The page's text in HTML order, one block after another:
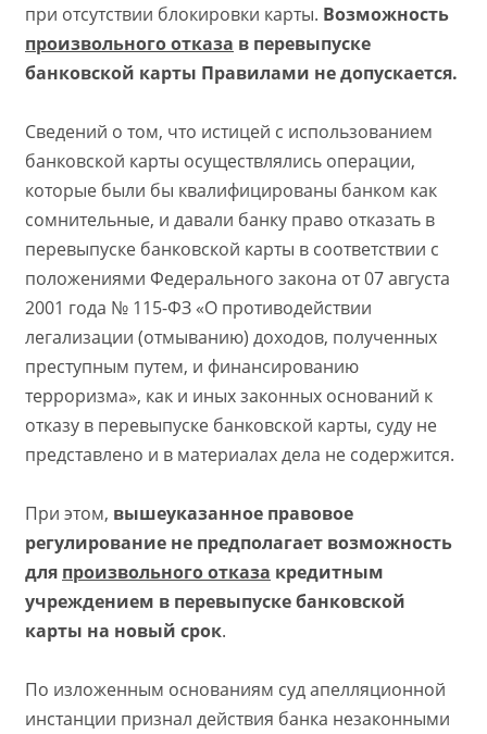
при отсутствии блокировки карты. Возможность
произвольного отказа в перевыпуске
банковской карты Правилами не допускается.
Сведений о том, что истицей с использованием
банковской карты осуществлялись операции,
которые были бы квалифицированы банком как
сомнительные, и давали банку право отказать в
перевыпуске банковской карты в соответствии с
положениями Федерального закона от 07 августа
2001 года № 115-ФЗ «О противодействии
легализации (отмыванию) доходов, полученных
преступным путем, и финансированию
терроризма», как и иных законных оснований к
отказу в перевыпуске банковской карты, суду не
представлено и в материалах дела не содержится.
При этом, вышеуказанное правовое
регулирование не предполагает возможность
для произвольного отказа кредитным
учреждением в перевыпуске банковской
карты на новый срок.
По изложенным основаниям суд апелляционной
инстанции признал действия банка незаконными